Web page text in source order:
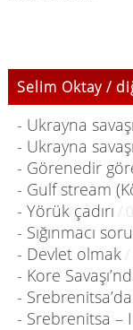
Selim Oktay /
- Ukrayna
- Ukrayna
- Görenedir
- Gulf stream
- Yörük çadırı /
- Sığınmacı
- Devlet olmak/
- Kore
-
- Srebrenitsa – I